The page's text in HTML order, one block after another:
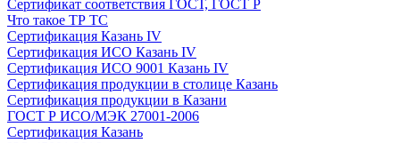
Сертификат соответствия ГОСТ, ГОСТ Р
Что такое ТР ТС
Сертификация Казань IV
Сертификация ИСО Казань IV
Сертификация ИСО 9001 Казань IV
Сертификация продукции в столице Казань
Сертификация продукции в Казани
ГОСТ Р ИСО/МЭК 27001-2006
Сертификация Казань